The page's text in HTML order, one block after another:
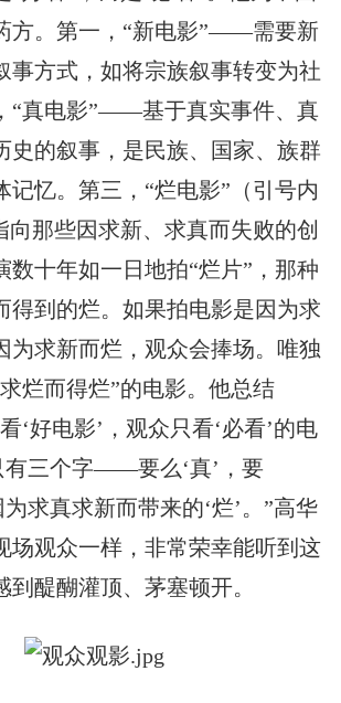
方。第一，“新电影”——需要新
事方式，如将宗族叙事转变为社
“真电影”——基于真实事件、真
史的叙事，是民族、国家、族群
记忆。第三，“烂电影”（引号内
那些因求新、求真而失败的创
数十年如一日地拍“烂片”，那种
得到的烂。如果拍电影是因为求
为求新而烂，观众会捧场。唯独
烂而得烂”的电影。他总结
‘好电影’，观众只看‘必看’的电
有三个字——要么‘真’，要
为求真求新而带来的‘烂’。”高华
场观众一样，非常荣幸能听到这
醍醐灌顶、茅塞顿开。